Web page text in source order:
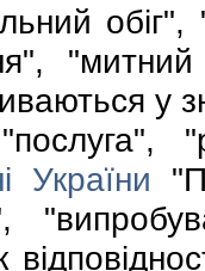
обiг",
у
України